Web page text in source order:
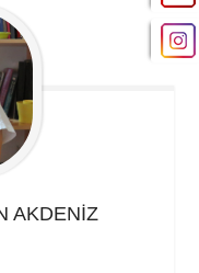
AKDENİZ